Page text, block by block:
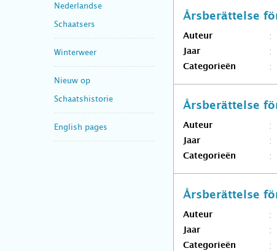
Nederlandse
Schaatsers
Winterweer
Nieuw op
Schaatshistorie
English pages
Årsberättelse
Auteur
Jaar
Categorieën
Årsberättelse
Auteur
Jaar
Categorieën
Årsberättelse
Auteur
Jaar
Categorieën